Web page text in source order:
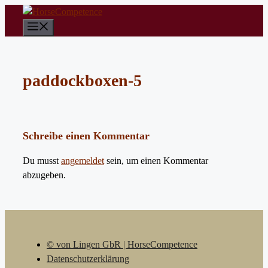
springen
paddockboxen-5
Schreibe einen Kommentar
Du musst angemeldet sein, um einen Kommentar
abzugeben.
© von Lingen GbR | HorseCompetence
Datenschutzerklärung